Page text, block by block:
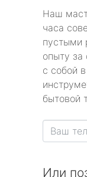
Наш
часа
пустыми
опыту за
с собой
бытовой
Или